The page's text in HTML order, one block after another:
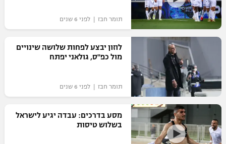
תנאי שימוש
מדיניות פרטיות
תקנון פעילות ספורט 1
רשיון להקרנה פומבית לבית עסק
הצטרפות לחבילת הערוצים
ספורט אתגרי ואקסטרים
אומנויות לחימה
גיימינג E-Sports
תומר חבז | לפני 6 שנים
לוזון יבצע לפחות שלושה שינויים
מול כפ"ס, גולאני יפתח
תומר חבז | לפני 6 שנים
מסע בדרכים: עבדה יגיע לישראל
בשלוש טיסות